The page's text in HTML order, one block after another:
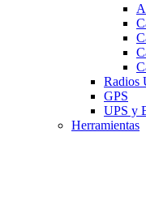
Radios
GPS
UPS y
Herramientas